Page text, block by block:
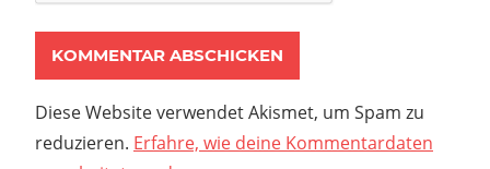
Diese Website verwendet Akismet, um Spam zu
reduzieren. Erfahre, wie deine Kommentardaten